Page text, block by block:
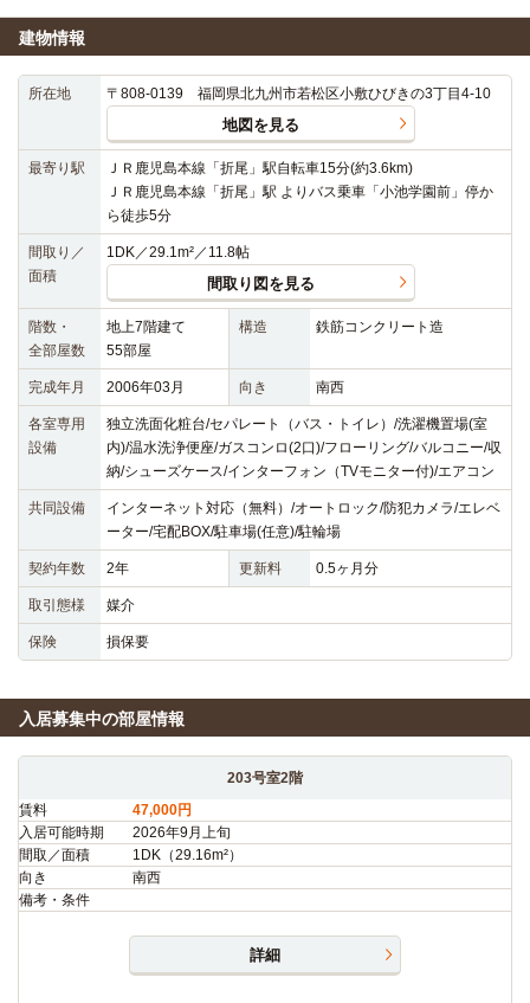
建物情報
所在地 〒808-0139 福岡県北九州市若松区小敷ひびきの3丁目4-10
地図を見る
最寄り駅
ＪＲ鹿児島本線「折尾」駅自転車15分(約3.6km)
ＪＲ鹿児島本線「折尾」駅 よりバス乗車「小池学園前」停か
ら徒歩5分
間取り／
面積
1DK／29.1m²／11.8帖
間取り図を見る
階数・
全部屋数
地上7階建て
55部屋
構造 鉄筋コンクリート造
完成年月 2006年03月 向き 南西
各室専用
設備
独立洗面化粧台/セパレート（バス・トイレ）/洗濯機置場(室
内)/温水洗浄便座/ガスコンロ(2口)/フローリング/バルコニー/収
納/シューズケース/インターフォン（TVモニター付)/エアコン
共同設備
インターネット対応（無料）/オートロック/防犯カメラ/エレベ
ーター/宅配BOX/駐車場(任意)/駐輪場
契約年数 2年 更新料 0.5ヶ月分
取引態様 媒介
保険 損保要
入居募集中の部屋情報
203号室2階
賃料
47,000円
入居可能時期
2026年9月上旬
間取／面積
1DK（29.16m²）
向き
南西
備考・条件
詳細